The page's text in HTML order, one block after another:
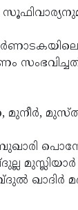
മുനീര്‍,
ഖാദിര്‍